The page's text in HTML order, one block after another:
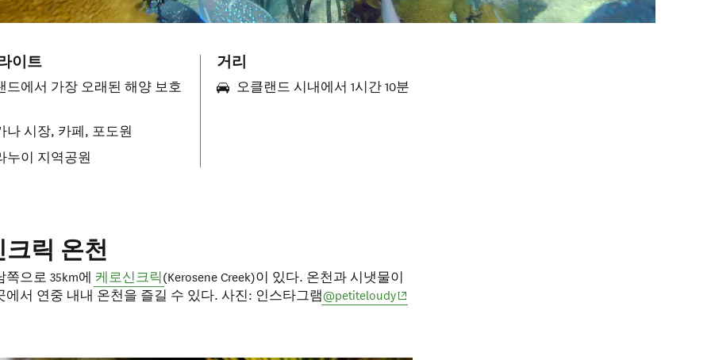
이트
드에서 가장 오래된 해양 보호
나 시장, 카페, 포도원
누이 지역공원
거리
오클랜드 시내에서 1시간 10분
릭 온천
쪽으로 35km에 케로신크릭(Kerosene Creek)이 있다. 온천과 시냇물이
에서 연중 내내 온천을 즐길 수 있다. 사진: 인스타그램@petiteloudy(opens in new window)